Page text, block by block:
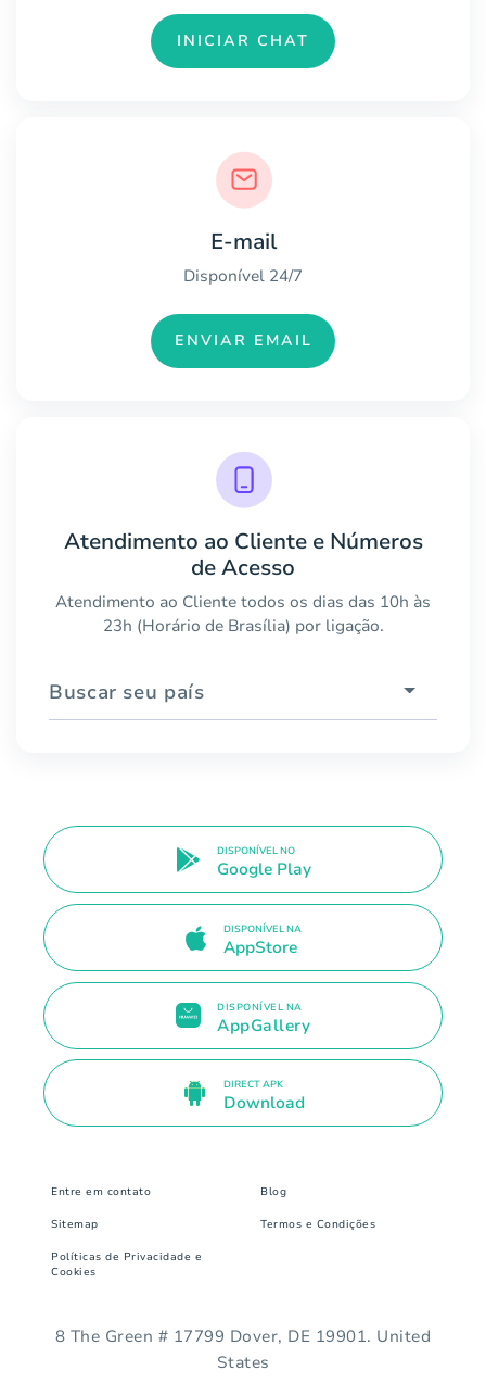
INICIAR CHAT
E-mail
Disponível 24/7
ENVIAR EMAIL
Atendimento ao Cliente e Números
de Acesso
Atendimento ao Cliente todos os dias das 10h às
23h (Horário de Brasília) por ligação.
Buscar seu país
DISPONÍVEL NO
Google Play
DISPONÍVEL NA
AppStore
DISPONÍVEL NA
AppGallery
DIRECT APK
Download
Entre em contato Blog
Sitemap Termos e Condições
Políticas de Privacidade e
Cookies
8 The Green # 17799 Dover, DE 19901. United
States